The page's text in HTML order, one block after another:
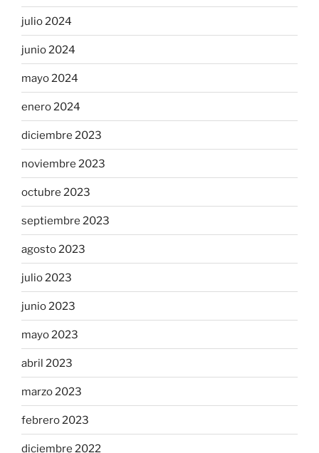
julio 2024
junio 2024
mayo 2024
enero 2024
diciembre 2023
noviembre 2023
octubre 2023
septiembre 2023
agosto 2023
julio 2023
junio 2023
mayo 2023
abril 2023
marzo 2023
febrero 2023
diciembre 2022